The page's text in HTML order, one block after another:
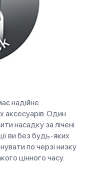
надійне
аксесуарів. Один
насадку за лічені
ви без будь-яких
по черзі низку
цінного часу.